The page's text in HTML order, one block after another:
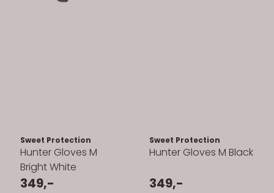
Sweet Protection
Hunter Gloves M
Bright White
349,-
Sweet Protection
Hunter Gloves M Black
349,-